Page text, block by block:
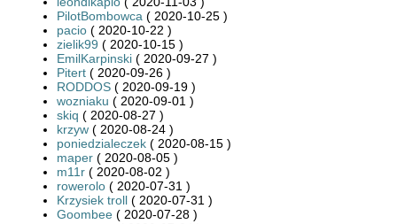
PilotBombowca ( 2020-10-25 )
pacio ( 2020-10-22 )
zielik99 ( 2020-10-15 )
EmilKarpinski ( 2020-09-27 )
Pitert ( 2020-09-26 )
RODDOS ( 2020-09-19 )
wozniaku ( 2020-09-01 )
skiq ( 2020-08-27 )
krzyw ( 2020-08-24 )
poniedzialeczek ( 2020-08-15 )
maper ( 2020-08-05 )
m11r ( 2020-08-02 )
rowerolo ( 2020-07-31 )
Krzysiek troll ( 2020-07-31 )
Goombee ( 2020-07-28 )